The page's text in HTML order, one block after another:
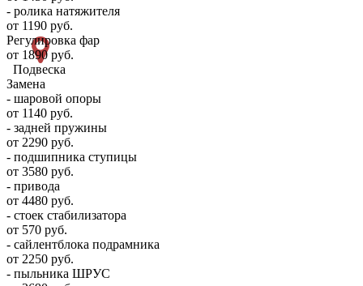
- ролика натяжителя
от 1190 руб.
Регулировка фар
от 1890 руб.
Подвеска
Замена
- шаровой опоры
от 1140 руб.
- задней пружины
от 2290 руб.
- подшипника ступицы
от 3580 руб.
- привода
от 4480 руб.
- стоек стабилизатора
от 570 руб.
- сайлентблока подрамника
от 2250 руб.
- пыльника ШРУС